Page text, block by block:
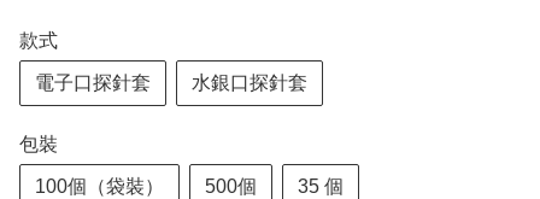
款式
電子口探針套 水銀口探針套
包裝
100個（袋裝） 500個 35 個